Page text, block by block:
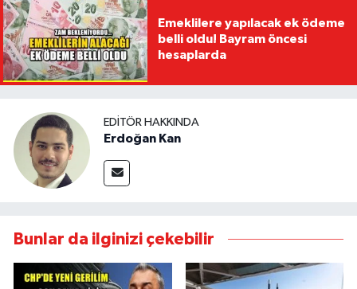
Emeklilere yapılacak ek ödeme
belli oldu! Bayram öncesi
hesaplarda
EDITÖR HAKKINDA
Erdoğan Kan
Bunlar da ilginizi çekebilir